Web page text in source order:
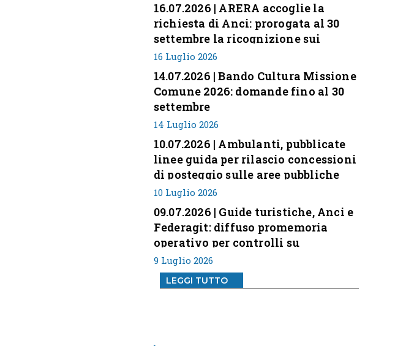
16.07.2026 | ARERA accoglie la
richiesta di Anci: prorogata al 30
settembre la ricognizione sui
corrispettivi
16 Luglio 2026
14.07.2026 | Bando Cultura Missione
Comune 2026: domande fino al 30
settembre
14 Luglio 2026
10.07.2026 | Ambulanti, pubblicate
linee guida per rilascio concessioni
di posteggio sulle aree pubbliche
10 Luglio 2026
09.07.2026 | Guide turistiche, Anci e
Federagit: diffuso promemoria
operativo per controlli su
professione
9 Luglio 2026
LEGGI TUTTO